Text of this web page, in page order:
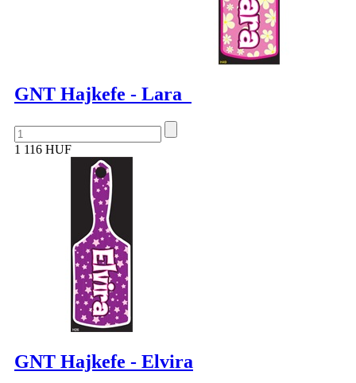
GNT Hajkefe - Lara
1 116 HUF
GNT Hajkefe - Elvira